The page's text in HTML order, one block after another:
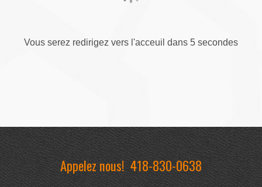
Vous serez redirigez vers l'acceuil dans 5 secondes
Appelez nous!418-830-0638